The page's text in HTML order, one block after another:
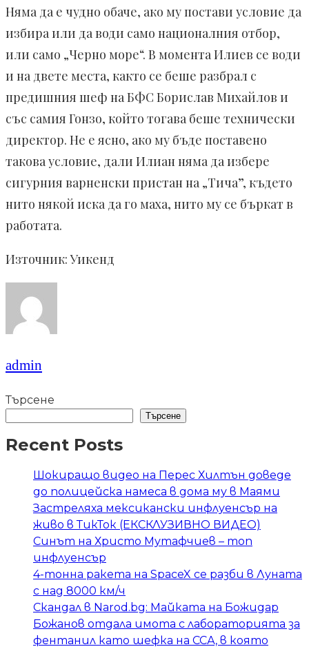
Няма да е чудно обаче, ако му постави условие да
избира или да води само националния отбор,
или само „Черно море“. В момента Илиев се води
и на двете места, както се беше разбрал с
предишния шеф на БФС Борислав Михайлов и
със самия Гонзо, който тогава беше технически
директор. Не е ясно, ако му бъде поставено
такова условие, дали Илиан няма да избере
сигурния варненски пристан на „Тича”, където
нито някой иска да го маха, нито му се бъркат в
работата.
Източник: Уикенд
admin
Търсене
Търсене
Recent Posts
Шокиращо видео на Перес Хилтън доведе
до полицейска намеса в дома му в Маями
Застреляха мексикански инфлуенсър на
живо в ТикТок (ЕКСКЛУЗИВНО ВИДЕО)
Синът на Христо Мутафчиев – топ
инфлуенсър
4-тонна ракета на SpaceX се разби в Луната
с над 8000 км/ч
Скандал в Narod.bg: Майката на Божидар
Божанов отдала имота с лабораторията за
фентанил като шефка на ССА, в която